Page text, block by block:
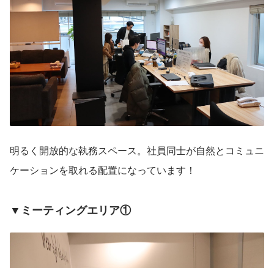
明るく開放的な執務スペース。社員同士が自然とコミュニ
ケーションを取れる配置になっています！
▼ミーティングエリア①